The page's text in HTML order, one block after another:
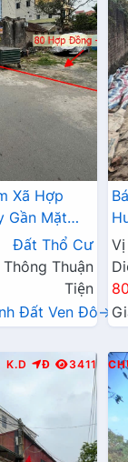
Xã Hợp
Gần Mặt
Đất Thổ Cư
Thuận
Tiện
Đất Ven Đô→
K.D Đ 3411